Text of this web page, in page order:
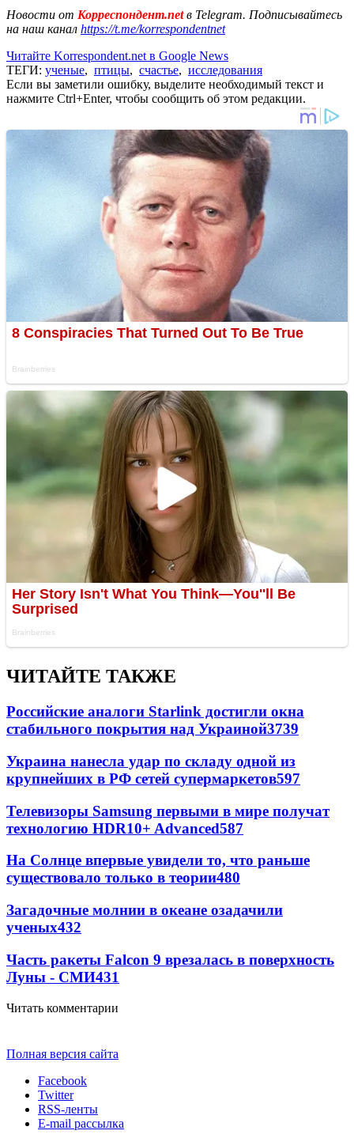
Новости от Корреспондент.netв Telegram. Подписывайтесь
на наш канал https://t.me/korrespondentnet
Читайте Korrespondent.net в Google News
ТЕГИ: ученые, птицы, счастье, исследования
Если вы заметили ошибку, выделите необходимый текст и
нажмите Ctrl+Enter, чтобы сообщить об этом редакции.
ЧИТАЙТЕ ТАКЖЕ
Российские аналоги Starlink достигли окна
стабильного покрытия над Украиной3739
Украина нанесла удар по складу одной из
крупнейших в РФ сетей супермаркетов597
Телевизоры Samsung первыми в мире получат
технологию HDR10+ Advanced587
На Солнце впервые увидели то, что раньше
существовало только в теории480
Загадочные молнии в океане озадачили
ученых432
Часть ракеты Falcon 9 врезалась в поверхность
Луны - СМИ431
Читать комментарии
Полная версия сайта
Facebook
Twitter
RSS-ленты
E-mail рассылка